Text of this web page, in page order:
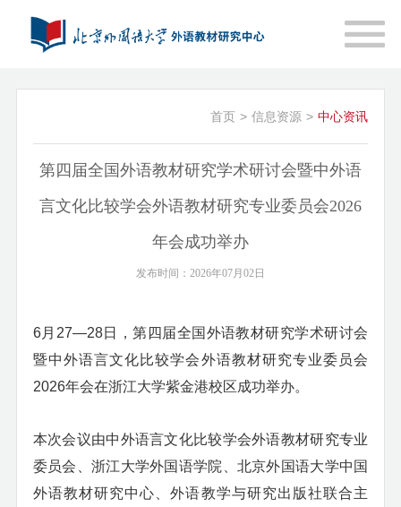
首页 > 信息资源 > 中心资讯
第四届全国外语教材研究学术研讨会暨中外语
言文化比较学会外语教材研究专业委员会2026
年会成功举办
发布时间：2026年07月02日
6月 27—28日，第四届全国外语教材研究学术研讨会
暨中外语言文化比较学会外语教材研究专业委员会
2026年会在浙江大学紫金港校区成功举办。
本次会议由中外语言文化比较学会外语教材研究专业
委员会、浙江大学外国语学院、北京外国语大学中国
外语教材研究中心、外语教学与研究出版社联合主